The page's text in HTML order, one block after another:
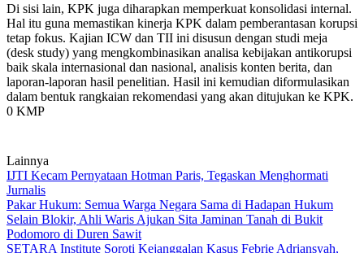
Di sisi lain, KPK juga diharapkan memperkuat konsolidasi internal.
Hal itu guna memastikan kinerja KPK dalam pemberantasan korupsi
tetap fokus. Kajian ICW dan TII ini disusun dengan studi meja
(desk study) yang mengkombinasikan analisa kebijakan antikorupsi
baik skala internasional dan nasional, analisis konten berita, dan
laporan-laporan hasil penelitian. Hasil ini kemudian diformulasikan
dalam bentuk rangkaian rekomendasi yang akan ditujukan ke KPK.
0 KMP
Lainnya
IJTI Kecam Pernyataan Hotman Paris, Tegaskan Menghormati
Jurnalis
Pakar Hukum: Semua Warga Negara Sama di Hadapan Hukum
Selain Blokir, Ahli Waris Ajukan Sita Jaminan Tanah di Bukit
Podomoro di Duren Sawit
SETARA Institute Soroti Kejanggalan Kasus Febrie Adriansyah,